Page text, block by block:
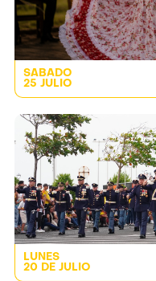
SÁBADO
25 JULIO
LUNES
20 DE JULIO